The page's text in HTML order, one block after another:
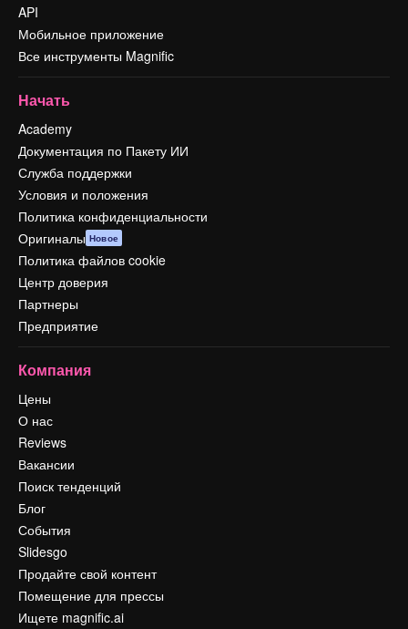
API
Мобильное приложение
Все инструменты Magnific
Начать
Academy
Документация по Пакету ИИ
Служба поддержки
Условия и положения
Политика конфиденциальности
Оригиналы Новое
Политика файлов cookie
Центр доверия
Партнеры
Предприятие
Компания
Цены
О нас
Reviews
Вакансии
Поиск тенденций
Блог
События
Slidesgo
Продайте свой контент
Помещение для прессы
Ищете magnific.ai